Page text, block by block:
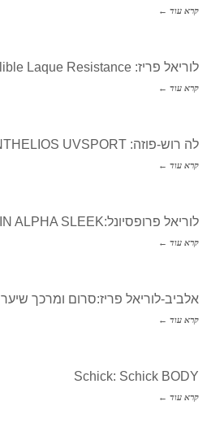
קרא עוד ←
לוריאל פריז: Infallible Laque Resistance
קרא עוד ←
לה רוש-פוזה: ANTHELIOS UVSPORT
קרא עוד ←
לוריאל פרופסיונל:KERATIN ALPHA SLEEK
קרא עוד ←
אלביב-לוריאל פריז:סרום ומרכך שיער ULTIMATE
קרא עוד ←
Schick: Schick BODY
קרא עוד ←